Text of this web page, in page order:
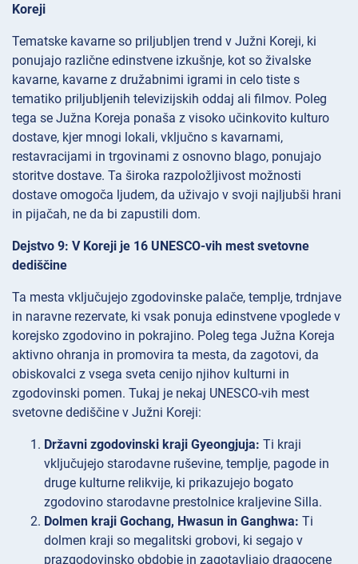
Koreji
Tematske kavarne so priljubljen trend v Južni Koreji, ki
ponujajo različne edinstvene izkušnje, kot so živalske
kavarne, kavarne z družabnimi igrami in celo tiste s
tematiko priljubljenih televizijskih oddaj ali filmov. Poleg
tega se Južna Koreja ponaša z visoko učinkovito kulturo
dostave, kjer mnogi lokali, vključno s kavarnami,
restavracijami in trgovinami z osnovno blago, ponujajo
storitve dostave. Ta široka razpoložljivost možnosti
dostave omogoča ljudem, da uživajo v svoji najljubši hrani
in pijačah, ne da bi zapustili dom.
Dejstvo 9: V Koreji je 16 UNESCO-vih mest svetovne
dediščine
Ta mesta vključujejo zgodovinske palače, templje, trdnjave
in naravne rezervate, ki vsak ponuja edinstvene vpoglede v
korejsko zgodovino in pokrajino. Poleg tega Južna Koreja
aktivno ohranja in promovira ta mesta, da zagotovi, da
obiskovalci z vsega sveta cenijo njihov kulturni in
zgodovinski pomen. Tukaj je nekaj UNESCO-vih mest
svetovne dediščine v Južni Koreji:
Državni zgodovinski kraji Gyeongjuja: Ti kraji
vključujejo starodavne ruševine, templje, pagode in
druge kulturne relikvije, ki prikazujejo bogato
zgodovino starodavne prestolnice kraljevine Silla.
Dolmen kraji Gochang, Hwasun in Ganghwa: Ti
dolmen kraji so megalitski grobovi, ki segajo v
prazgodovinsko obdobje in zagotavljajo dragocene